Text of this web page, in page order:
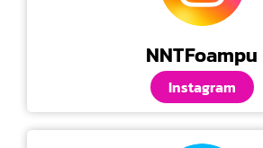
NNTFoampu
Instagram